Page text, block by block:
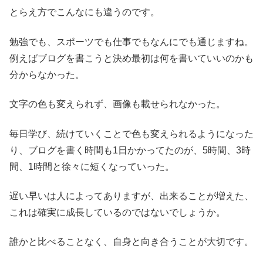
とらえ方でこんなにも違うのです。
勉強でも、スポーツでも仕事でもなんにでも通じますね。
例えばブログを書こうと決め最初は何を書いていいのかも
分からなかった。
文字の色も変えられず、画像も載せられなかった。
毎日学び、続けていくことで色も変えられるようになった
り、ブログを書く時間も1日かかってたのが、5時間、3時
間、1時間と徐々に短くなっていった。
遅い早いは人によってありますが、出来ることが増えた、
これは確実に成長しているのではないでしょうか。
誰かと比べることなく、自身と向き合うことが大切です。